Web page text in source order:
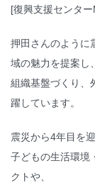
[復興支援センタ
押田さんのように
域の魅力を提案し、
組織基盤づくり、
躍しています。
震災から4年目を
子どもの生活環境
クトや、